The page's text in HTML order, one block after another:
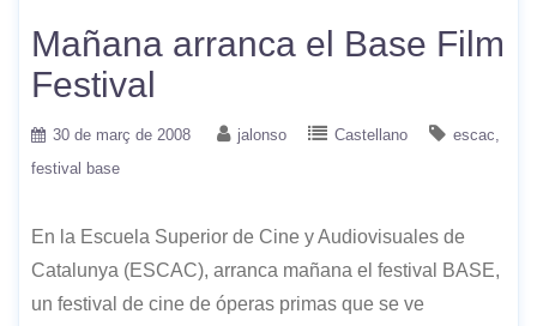
Mañana arranca el Base Film
Festival
30 de març de 2008 jalonso Castellano
escac
festival base
En la Escuela Superior de Cine y Audiovisuales de
Catalunya (ESCAC), arranca mañana el festival BASE,
un festival de cine de óperas primas que se ve